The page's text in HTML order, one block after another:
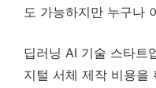
도 가능하지만 누구나
딥러닝 AI 기술 스타트
지털 서체 제작 비용을